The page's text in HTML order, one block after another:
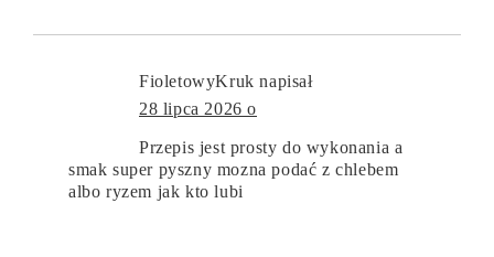
FioletowyKruk napisał
28 lipca 2026 o
Przepis jest prosty do wykonania a
smak super pyszny mozna podać z chlebem
albo ryzem jak kto lubi